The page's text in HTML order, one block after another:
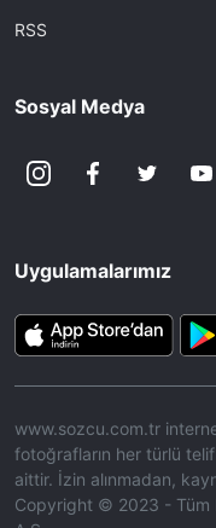
RSS
Sosyal Medya
Uygulamalarımız
www.sozcu.com.tr
fotoğrafların her türlü
aittir. İzin alınmadan,
Copyright © 2023 - Tüm